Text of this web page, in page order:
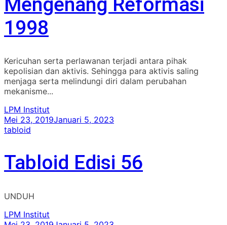
1998
Kericuhan serta perlawanan terjadi antara pihak
kepolisian dan aktivis. Sehingga para aktivis saling
menjaga serta melindungi diri dalam perubahan
mekanisme...
LPM Institut
Mei 23, 2019Januari 5, 2023
tabloid
Tabloid Edisi 56
UNDUH
LPM Institut